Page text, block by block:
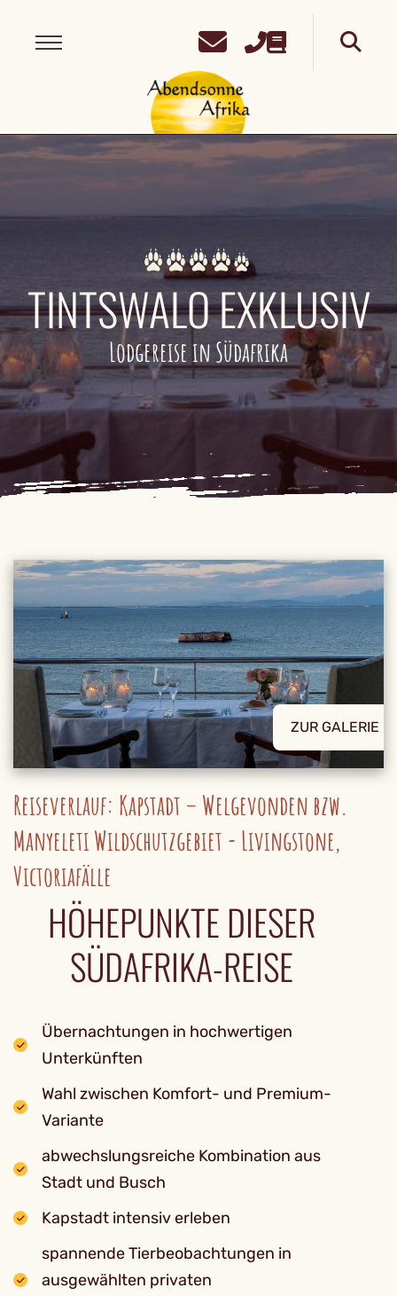
TINTSWALO EXKLUSIV
Lodgereise in Südafrika
ZUR GALERIE
Reiseverlauf: Kapstadt – Welgevonden bzw.
Manyeleti Wildschutzgebiet - Livingstone,
Victoriafälle
HÖHEPUNKTE DIESER
SÜDAFRIKA-REISE
Übernachtungen in hochwertigen
Unterkünften
Wahl zwischen Komfort- und Premium-
Variante
abwechslungsreiche Kombination aus
Stadt und Busch
Kapstadt intensiv erleben
spannende Tierbeobachtungen in
ausgewählten privaten